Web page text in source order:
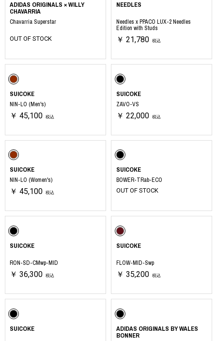
ADIDAS ORIGINALS × WILLY
CHAVARRIA
Chavarria Superstar
OUT OF STOCK
NEEDLES
Needles x PPACO LUX-2 Needles
Edition with Studs
￥ 21,780 税込
SUICOKE
NIN-LO (Men's)
￥ 45,100 税込
SUICOKE
ZAVO-VS
￥ 22,000 税込
SUICOKE
NIN-LO (Women's)
￥ 45,100 税込
SUICOKE
BOWER-TRab-ECO
OUT OF STOCK
SUICOKE
RON-SD-CMwp-MID
￥ 36,300 税込
SUICOKE
FLOW-MID-Swp
￥ 35,200 税込
SUICOKE
ADIDAS ORIGINALS BY WALES
BONNER